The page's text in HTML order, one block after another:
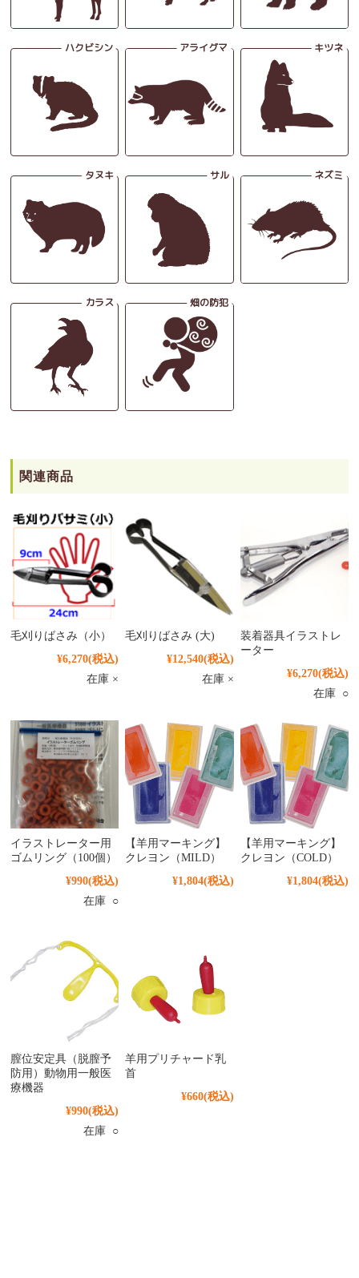
関連商品
毛刈りばさみ（小）
¥6,270(税込)
在庫 ×
毛刈りばさみ (大)
¥12,540(税込)
在庫 ×
装着器具イラストレ
ーター
¥6,270(税込)
在庫 ○
イラストレーター用
ゴムリング（100個）
¥990(税込)
在庫 ○
【羊用マーキング】
クレヨン（MILD）
¥1,804(税込)
【羊用マーキング】
クレヨン（COLD）
¥1,804(税込)
膣位安定具（脱膣予
防用）動物用一般医
療機器
¥990(税込)
在庫 ○
羊用プリチャード乳
首
¥660(税込)